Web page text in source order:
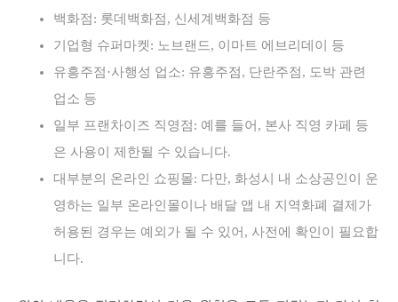
백화점: 롯데백화점, 신세계백화점 등
기업형 슈퍼마켓: 노브랜드, 이마트 에브리데이 등
유흥주점·사행성 업소: 유흥주점, 단란주점, 도박 관련
업소 등
일부 프랜차이즈 직영점: 예를 들어, 본사 직영 카페 등
은 사용이 제한될 수 있습니다.
대부분의 온라인 쇼핑몰: 다만, 화성시 내 소상공인이 운
영하는 일부 온라인몰이나 배달 앱 내 지역화폐 결제가
허용된 경우는 예외가 될 수 있어, 사전에 확인이 필요합
니다.